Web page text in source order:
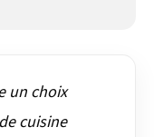
via
cuisson
un choix
cuisine